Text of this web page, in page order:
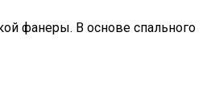
фанеры. В основе спального